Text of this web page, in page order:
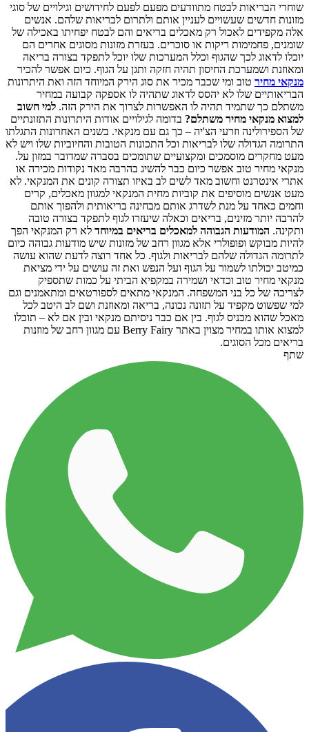
שוחרי הבריאות לבטח מתוודעים מפעם לפעם לחידושים וגילויים של סוגי
מזונות חדשים שעשויים לעניין אותם ולתרום לבריאות שלהם. אנשים
אלה מקפידים לאכול רק מאכלים בריאים והם לבטח יפחיתו באכילה של
שומנים, פחמימות ריקות או סוכרים. בעזרת מזונות מסוגים אחרים הם
יוכלו לדאוג לכך שהגוף וכלל המערכות שלו יוכל לתפקד בצורה בריאה
ומאוזנת ושמערכת החיסון תהיה חזקה ותגן על הגוף. כיום אפשר להכיר
מנקאי מחיר טוב ומי שכבר מכיר את סוג הירק המיוחד הזה ואת היתרונות
הבריאותיים שלו לא יהסס לדאוג שתהיה לו אספקה קבועה במחיר
משתלם כך שתמיד תהיה לו האפשרות לצרוך את הירק הזה. למי חשוב
למצוא מנקאי מחיר משתלם? בדומה לגילויים אודות היתרונות התזונתיים
של הספירולינה וזרעי הצ'יה – כך גם עם מנקאי. בשנים האחרונות התגלתו
התרומה הגדולה שלו לבריאות וכל התכונות הטובות והחיוביות שלו ויש לא
מעט מחקרים מוסמכים ומקצועיים שתומכים בסברה שמדובר במזון על.
מנקאי מחיר טוב אפשר כיום כבר להשיג בהרבה מאד נקודות מכירה או
אתרי אינטרנט וחשוב מאד לשים לב באיזו תצורה קונים את המנקאי. לא
מעט אנשים מוסיפים את קוביות מחית המנקאי למגוון מאכלים, קרים
וחמים כאחד על מנת לשדרג אותם מבחינה בריאותית ולהפוך אותם
להרבה יותר מזינים, בריאים וכאלה שיעזרו לגוף לתפקד בצורה טובה
ותקינה. המודעות הגבוהה למאכלים בריאים במיוחד לא רק המנקאי הפך
להיות מבוקש ופופולרי אלא מגוון רחב של מזונות שיש מודעות גבוהה כיום
לתרומה הגדולה שלהם לבריאות ולגוף. כל אחד רוצה לדעת שהוא עושה
כמיטב יכולתו לשמור על הגוף ועל הנפש ואת זה עושים על ידי מציאת
מנקאי מחיר טוב וכדאי ושמירה במקפיא הביתי על כמות שתספיק
לצריכה של כל בני המשפחה. המנקאי מתאים לספורטאים ומתאמנים וגם
למי שפשוט מקפיד על תזונה נכונה, בריאה ומאוזנת ושם לב היטב לכל
מאכל שהוא מכניס לגוף. בין אם כבר ניסיתם מנקאי ובין אם לא – תוכלו
למצוא אותו במחיר מצוין באתר Berry Fairy עם מגוון רחב של מוזנות
בריאים מכל הסוגים.
שתף